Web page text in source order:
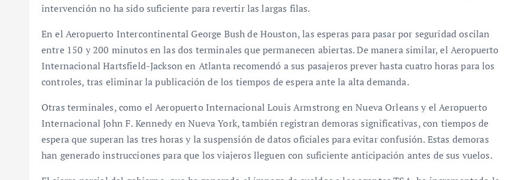
intervención no ha sido suficiente para revertir las largas filas.
En el Aeropuerto Intercontinental George Bush de Houston, las esperas para pasar por seguridad oscilan
entre 150 y 200 minutos en las dos terminales que permanecen abiertas. De manera similar, el Aeropuerto
Internacional Hartsfield-Jackson en Atlanta recomendó a sus pasajeros prever hasta cuatro horas para los
controles, tras eliminar la publicación de los tiempos de espera ante la alta demanda.
Otras terminales, como el Aeropuerto Internacional Louis Armstrong en Nueva Orleans y el Aeropuerto
Internacional John F. Kennedy en Nueva York, también registran demoras significativas, con tiempos de
espera que superan las tres horas y la suspensión de datos oficiales para evitar confusión. Estas demoras
han generado instrucciones para que los viajeros lleguen con suficiente anticipación antes de sus vuelos.